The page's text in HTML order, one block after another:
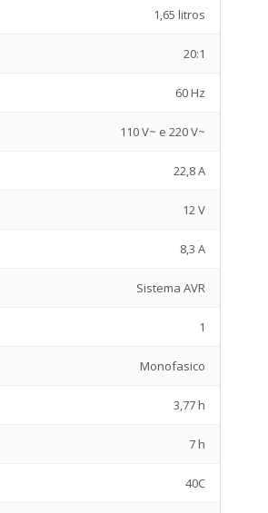
1,65 litros
20:1
60 Hz
110 V~ e 220 V~
22,8 A
12 V
8,3 A
Sistema AVR
1
Monofasico
3,77 h
7 h
40C